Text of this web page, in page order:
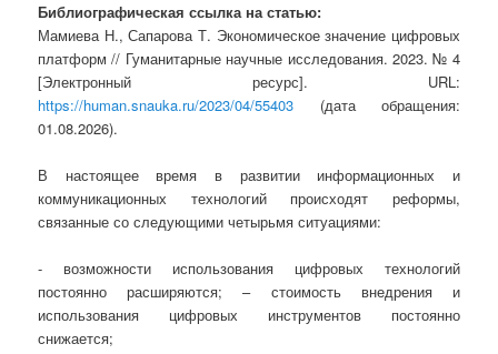
Библиографическая ссылка на статью:
Мамиева Н., Сапарова Т. Экономическое значение цифровых
платформ // Гуманитарные научные исследования. 2023. № 4
[Электронный ресурс]. URL:
https://human.snauka.ru/2023/04/55403 (дата обращения:
01.08.2026).
В настоящее время в развитии информационных и
коммуникационных технологий происходят реформы,
связанные со следующими четырьмя ситуациями:
- возможности использования цифровых технологий
постоянно расширяются; – стоимость внедрения и
использования цифровых инструментов постоянно
снижается;